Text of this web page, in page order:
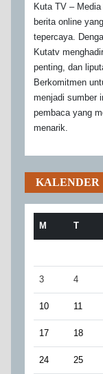
Kuta TV –
berita online
tepercaya.
Kutatv
penting, dan
Berkomitmen
menjadi sumber
pembaca yang
menarik.
KALENDER
M T
3 4
10 11
17 18
24 25